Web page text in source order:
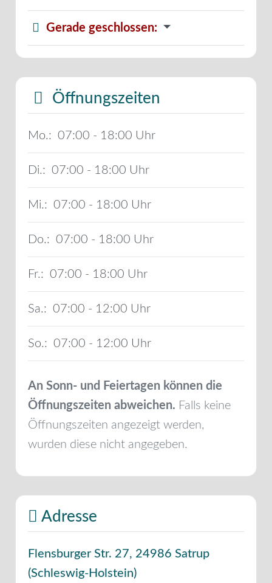
Gerade geschlossen:
Öffnungszeiten
Mo.: 07:00 - 18:00
Di.: 07:00 - 18:00
Mi.: 07:00 - 18:00
Do.: 07:00 - 18:00
Fr.: 07:00 - 18:00
Sa.: 07:00 - 12:00
So.: 07:00 - 12:00
An Sonn- und Feiertagen können die
Öffnungszeiten abweichen. Falls keine
Öffnungszeiten angezeigt werden,
wurden diese nicht angegeben.
Adresse
Flensburger Str. 27, 24986 Satrup
(Schleswig-Holstein)